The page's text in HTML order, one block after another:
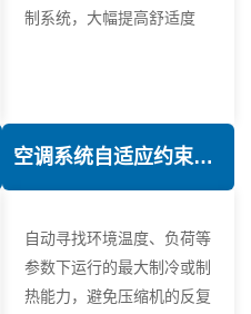
制系统，大幅提高舒适度
空调系统自适应约束控制技术
自动寻找环境温度、负荷等
参数下运行的最大制冷或制
热能力，避免压缩机的反复